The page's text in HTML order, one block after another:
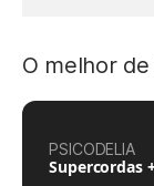
O melhor
PSICODELIA
Supercordas